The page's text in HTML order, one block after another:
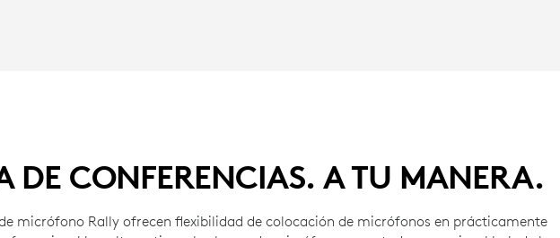
DE CONFERENCIAS. A TU MANERA.
micrófono Rally ofrecen flexibilidad de colocación de micrófonos en prácticamente